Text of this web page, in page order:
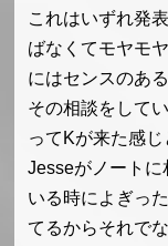
これはいずれ発
ばなくてモヤモ
にはセンスのあ
その相談をして
ってKが来た感じ
Jesseがノートに
いる時によぎっ
てるからそれで